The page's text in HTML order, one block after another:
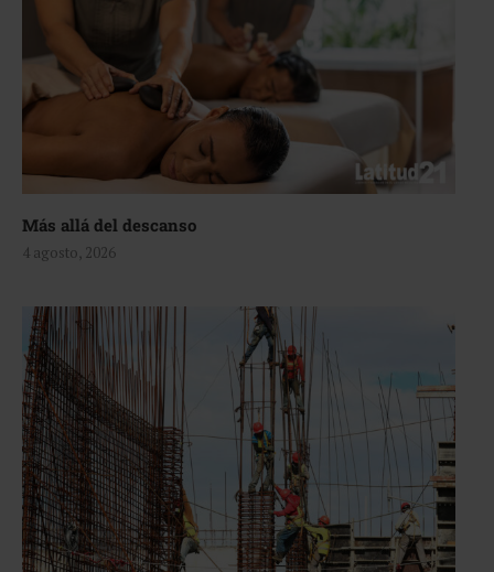
Más allá del descanso
4 agosto, 2026